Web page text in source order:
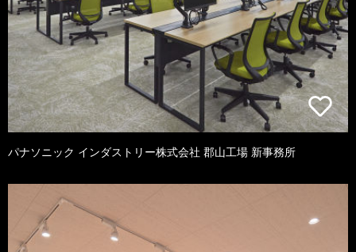
パナソニック インダストリー株式会社 郡山工場 新事務所